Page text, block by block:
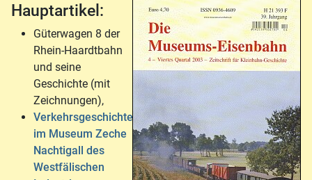
Hauptartikel:
Güterwagen 8 der
Rhein-Haardtbahn
und seine
Geschichte (mit
Zeichnungen),
Verkehrsgeschichte
im Museum Zeche
Nachtigall des
Westfälischen